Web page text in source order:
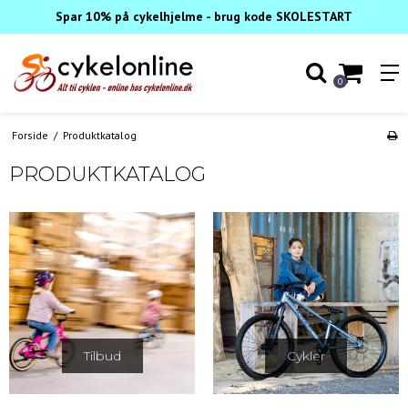
Spar 10% på cykelhjelme - brug kode SKOLESTART
0
Forside / Produktkatalog
PRODUKTKATALOG
Tilbud Cykler